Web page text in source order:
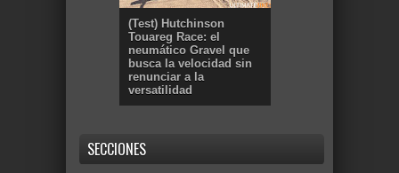
(Test) Hutchinson
Touareg Race: el
neumático Gravel que
busca la velocidad sin
renunciar a la
versatilidad
SECCIONES